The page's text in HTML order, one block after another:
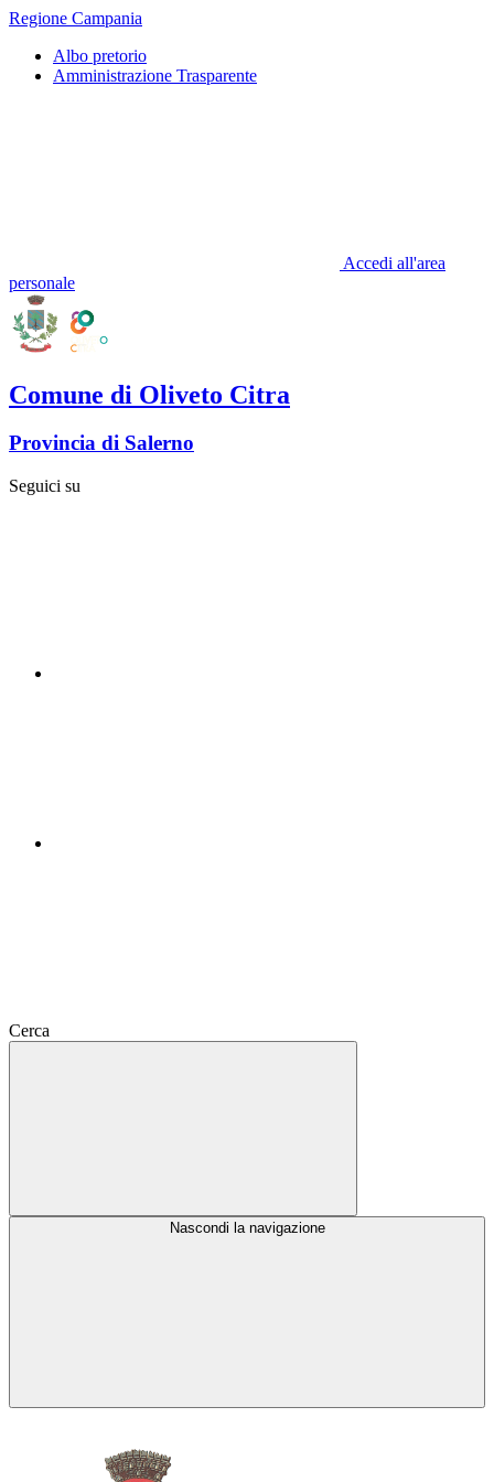
Regione Campania
Albo pretorio
Amministrazione Trasparente
Accedi all'area
personale
Comune di Oliveto Citra
Provincia di Salerno
Seguici su
Cerca
Nascondi la navigazione